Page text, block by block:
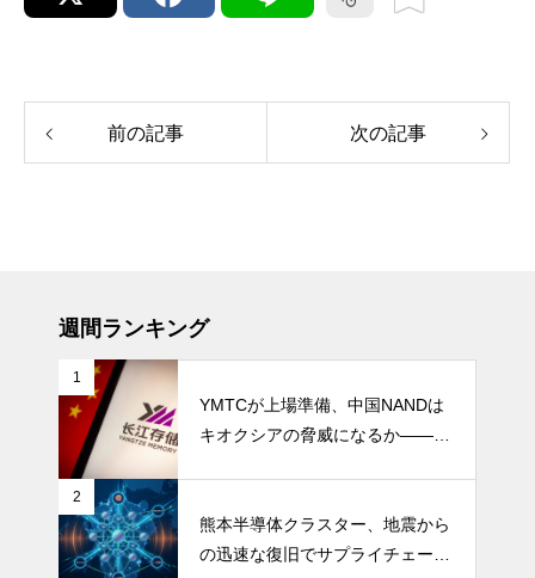
前の記事 次の記事
週間ランキング
1
YMTCが上場準備、中国NANDは
キオクシアの脅威になるか――AI
2
熊本半導体クラスター、地震から
の迅速な復旧でサプライチェーン